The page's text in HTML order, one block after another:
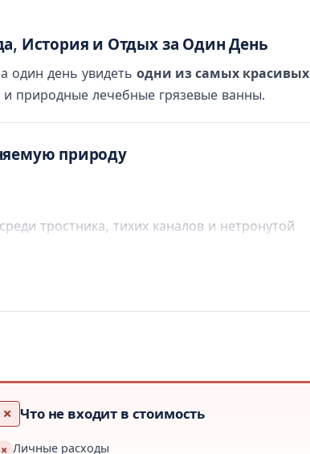
История и Отдых за Один День
один день увидеть одни из самых красивых
природные лечебные грязевые ванны.
природу
тростника, тихих каналов и нетронутой
Что не входит в стоимость
Личные расходы